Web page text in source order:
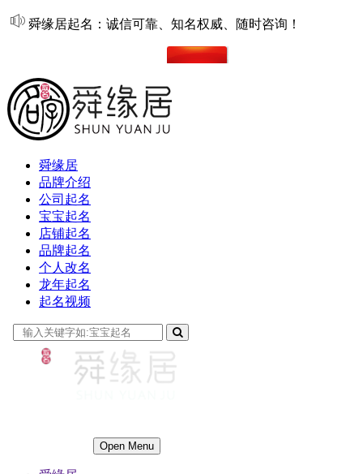
舜缘居起名：诚信可靠、知名权威、随时咨询！
舜缘居
品牌介绍
公司起名
宝宝起名
店铺起名
品牌起名
个人改名
龙年起名
起名视频
Open Menu